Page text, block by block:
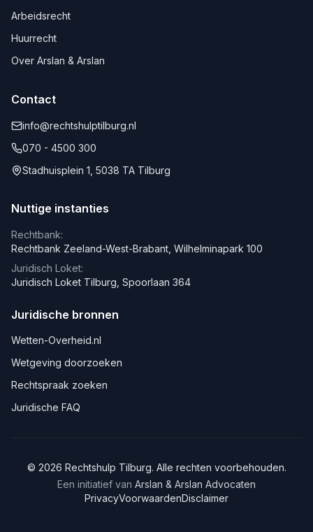
Arbeidsrecht
Huurrecht
Over Arslan & Arslan
Contact
info@rechtshulptilburg.nl
070 - 4500 300
Stadhuisplein 1, 5038 TA Tilburg
Nuttige instanties
Rechtbank:
Rechtbank Zeeland-West-Brabant, Wilhelminapark 100
Juridisch Loket:
Juridisch Loket Tilburg, Spoorlaan 364
Juridische bronnen
Wetten-Overheid.nl
Wetgeving doorzoeken
Rechtspraak zoeken
Juridische FAQ
© 2026 Rechtshulp Tilburg. Alle rechten voorbehouden.
Een initiatief van Arslan & Arslan Advocaten
PrivacyVoorwaardenDisclaimer